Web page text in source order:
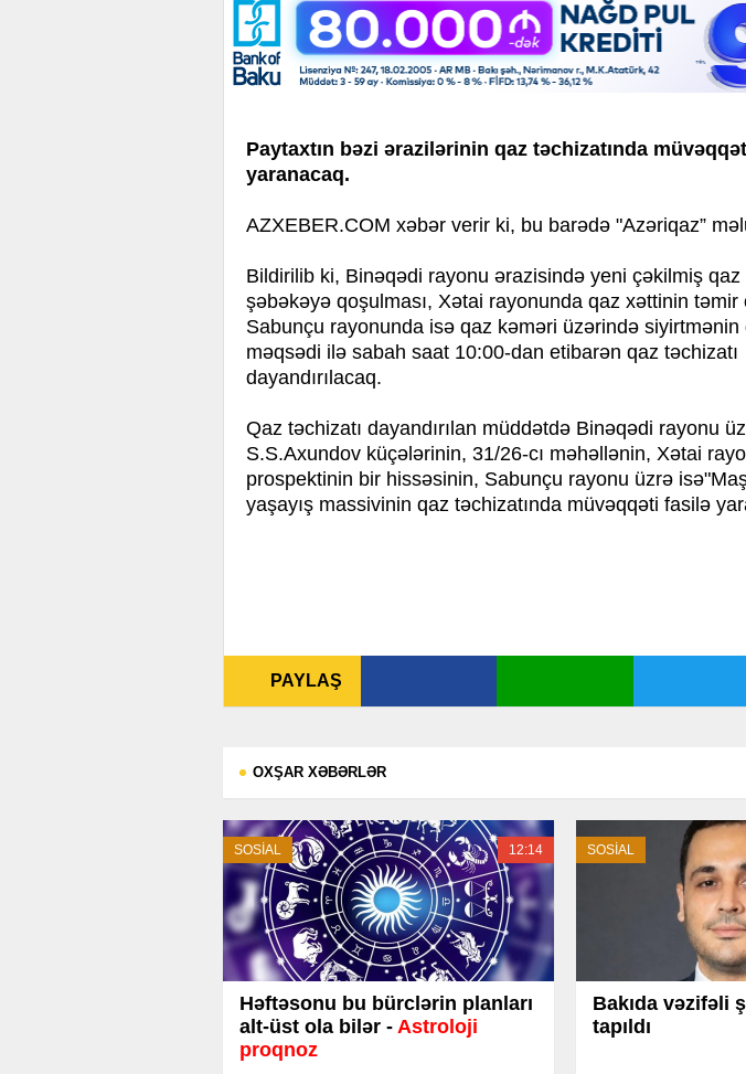
Paytaxtın bəzi ərazilərinin qaz təchizatında
yaranacaq.
AZXEBER.COM xəbər verir ki, bu barədə "Azəriqaz”
Bildirilib ki, Binəqədi rayonu ərazisində yeni çəkilmiş qaz
şəbəkəyə qoşulması, Xətai rayonunda qaz xəttinin təmir
Sabunçu rayonunda isə qaz kəməri üzərində siyirtmənin
məqsədi ilə sabah saat 10:00-dan etibarən qaz təchizatı
dayandırılacaq.
Qaz təchizatı dayandırılan müddətdə Binəqədi rayonu
S.S.Axundov küçələrinin, 31/26-cı məhəllənin, Xətai
prospektinin bir hissəsinin, Sabunçu rayonu üzrə
yaşayış massivinin qaz təchizatında müvəqqəti fasilə
PAYLAŞ
OXŞAR XƏBƏRLƏR
SOSİAL 12:14
Həftəsonu bu bürclərin planları
alt-üst ola bilər - Astroloji
proqnoz
SOSİAL
Bakıda vəzifəli
tapıldı